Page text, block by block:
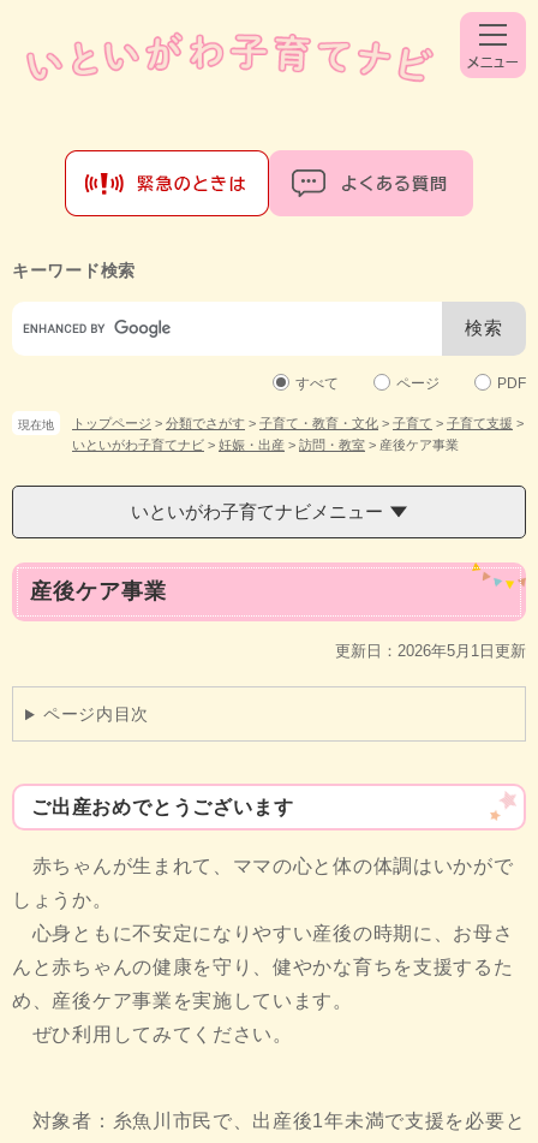
文キーワード検索
Google
カ
ス
検
すべて ページ PDF
現在地 トップページ > 分類でさがす > 子育て・教育・文化 > 子育て > 子育て支援 >
いといがわ子育てナビ > 妊娠・出産 > 訪問・教室 > 産後ケア事業
いといがわ子育てナビメニュー
本
文
産後ケア事業
更新日：2026年5月1日更新
ページ内目次
ご出産おめでとうございます
赤ちゃんが生まれて、ママの心と体の体調はいかがで
しょうか。
心身ともに不安定になりやすい産後の時期に、お母さ
んと赤ちゃんの健康を守り、健やかな育ちを支援するた
め、産後ケア事業を実施しています。
ぜひ利用してみてください。
対象者：糸魚川市民で、出産後1年未満で支援を必要と